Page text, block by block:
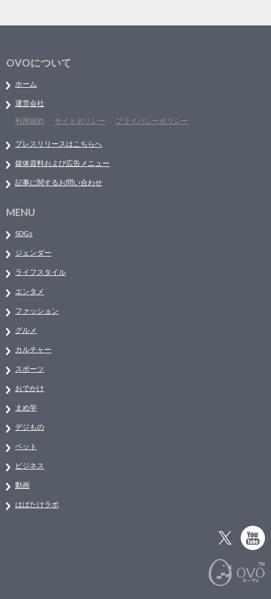
OVOについて
ホーム
運営会社
利用規約
サイトポリシー プライバシーポリシー
プレスリリースはこちらへ
媒体資料および広告メニュー
記事に関するお問い合わせ
MENU
SDGs
ジェンダー
ライフスタイル
エンタメ
ファッション
グルメ
カルチャー
スポーツ
おでかけ
まめ学
デジもの
ペット
ビジネス
動画
はばたけラボ